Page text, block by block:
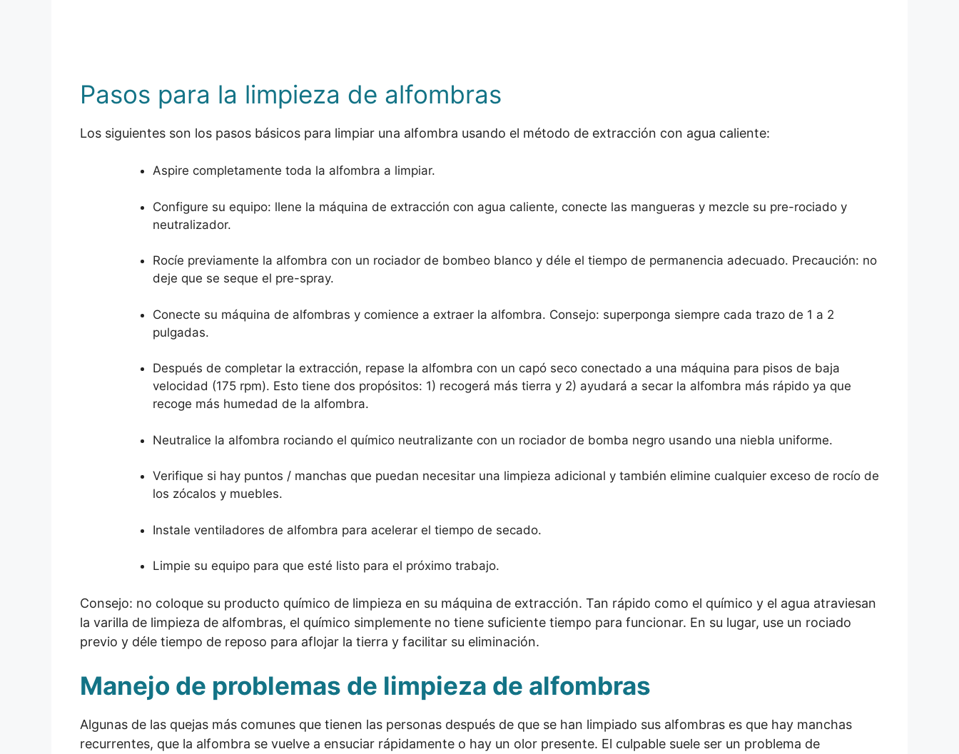
Pasos para la limpieza de alfombras
Los siguientes son los pasos básicos para limpiar una alfombra usando el método de extracción con agua caliente:
Aspire completamente toda la alfombra a limpiar.
Configure su equipo: llene la máquina de extracción con agua caliente, conecte las mangueras y mezcle su pre-rociado y
neutralizador.
Rocíe previamente la alfombra con un rociador de bombeo blanco y déle el tiempo de permanencia adecuado. Precaución: no
deje que se seque el pre-spray.
Conecte su máquina de alfombras y comience a extraer la alfombra. Consejo: superponga siempre cada trazo de 1 a 2
pulgadas.
Después de completar la extracción, repase la alfombra con un capó seco conectado a una máquina para pisos de baja
velocidad (175 rpm). Esto tiene dos propósitos: 1) recogerá más tierra y 2) ayudará a secar la alfombra más rápido ya que
recoge más humedad de la alfombra.
Neutralice la alfombra rociando el químico neutralizante con un rociador de bomba negro usando una niebla uniforme.
Verifique si hay puntos / manchas que puedan necesitar una limpieza adicional y también elimine cualquier exceso de rocío de
los zócalos y muebles.
Instale ventiladores de alfombra para acelerar el tiempo de secado.
Limpie su equipo para que esté listo para el próximo trabajo.
Consejo: no coloque su producto químico de limpieza en su máquina de extracción. Tan rápido como el químico y el agua atraviesan
la varilla de limpieza de alfombras, el químico simplemente no tiene suficiente tiempo para funcionar. En su lugar, use un rociado
previo y déle tiempo de reposo para aflojar la tierra y facilitar su eliminación.
Manejo de problemas de limpieza de alfombras
Algunas de las quejas más comunes que tienen las personas después de que se han limpiado sus alfombras es que hay manchas
recurrentes, que la alfombra se vuelve a ensuciar rápidamente o hay un olor presente. El culpable suele ser un problema de